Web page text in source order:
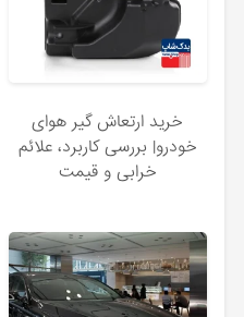
خرید ارتعاش‌ گیر هوای
خودرو| بررسی کاربرد، علائم
خرابی و قیمت